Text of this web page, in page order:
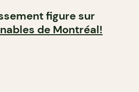
figure sur
de Montréal!